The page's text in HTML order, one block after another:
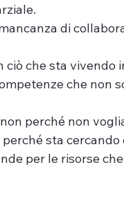
di
che sta vivendo
che non
perché non
sta cercando
per le risorse